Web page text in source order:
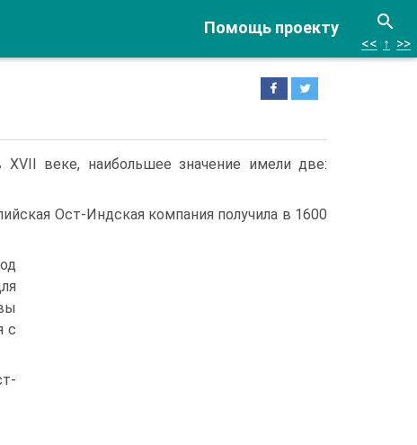
Помощь проекту
<< ↑ >>
веке, наибольшее значение имели две:
Ост-Индская компания получила в 1600
с